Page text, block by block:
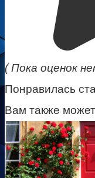
( Пока оценок
Понравилась
Вам также